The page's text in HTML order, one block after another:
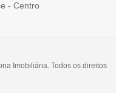
- Centro
Imobiliária. Todos os direitos